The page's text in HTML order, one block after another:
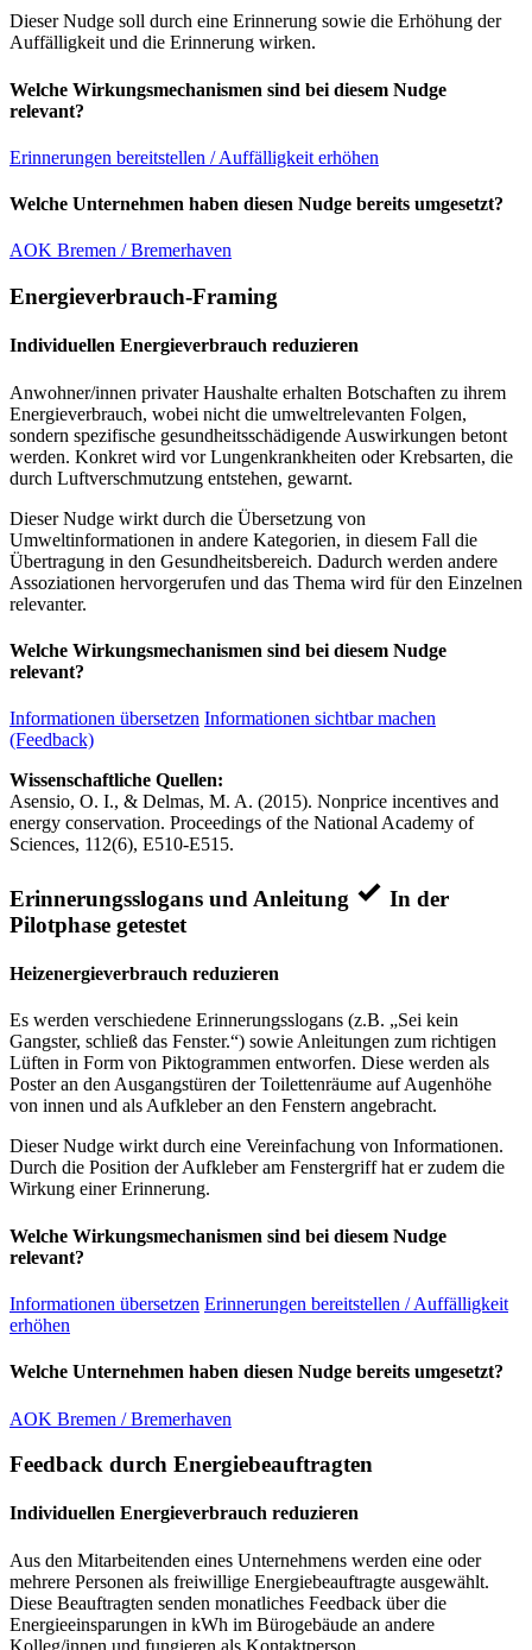
Dieser Nudge soll durch eine Erinnerung sowie die Erhöhung der
Auffälligkeit und die Erinnerung wirken.
Welche Wirkungsmechanismen sind bei diesem Nudge
relevant?
Erinnerungen bereitstellen / Auffälligkeit erhöhen
Welche Unternehmen haben diesen Nudge bereits umgesetzt?
AOK Bremen / Bremerhaven
Energieverbrauch-Framing
Individuellen Energieverbrauch reduzieren
Anwohner/innen privater Haushalte erhalten Botschaften zu ihrem
Energieverbrauch, wobei nicht die umweltrelevanten Folgen,
sondern spezifische gesundheitsschädigende Auswirkungen betont
werden. Konkret wird vor Lungenkrankheiten oder Krebsarten, die
durch Luftverschmutzung entstehen, gewarnt.
Dieser Nudge wirkt durch die Übersetzung von
Umweltinformationen in andere Kategorien, in diesem Fall die
Übertragung in den Gesundheitsbereich. Dadurch werden andere
Assoziationen hervorgerufen und das Thema wird für den Einzelnen
relevanter.
Welche Wirkungsmechanismen sind bei diesem Nudge
relevant?
Informationen übersetzen Informationen sichtbar machen
(Feedback)
Wissenschaftliche Quellen:
Asensio, O. I., & Delmas, M. A. (2015). Nonprice incentives and
energy conservation. Proceedings of the National Academy of
Sciences, 112(6), E510-E515.
Erinnerungsslogans und Anleitung
In der
Pilotphase getestet
Heizenergieverbrauch reduzieren
Es werden verschiedene Erinnerungsslogans (z.B. „Sei kein
Gangster, schließ das Fenster.“) sowie Anleitungen zum richtigen
Lüften in Form von Piktogrammen entworfen. Diese werden als
Poster an den Ausgangstüren der Toilettenräume auf Augenhöhe
von innen und als Aufkleber an den Fenstern angebracht.
Dieser Nudge wirkt durch eine Vereinfachung von Informationen.
Durch die Position der Aufkleber am Fenstergriff hat er zudem die
Wirkung einer Erinnerung.
Welche Wirkungsmechanismen sind bei diesem Nudge
relevant?
Informationen übersetzen Erinnerungen bereitstellen / Auffälligkeit
erhöhen
Welche Unternehmen haben diesen Nudge bereits umgesetzt?
AOK Bremen / Bremerhaven
Feedback durch Energiebeauftragten
Individuellen Energieverbrauch reduzieren
Aus den Mitarbeitenden eines Unternehmens werden eine oder
mehrere Personen als freiwillige Energiebeauftragte ausgewählt.
Diese Beauftragten senden monatliches Feedback über die
Energieeinsparungen in kWh im Bürogebäude an andere
Kolleg/innen und fungieren als Kontaktperson.